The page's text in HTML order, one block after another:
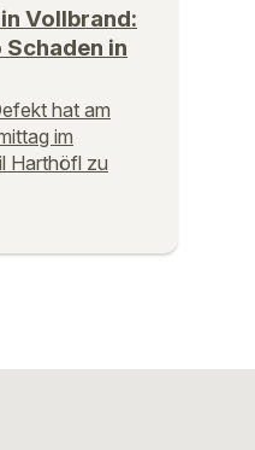
Vollbrand:
in
hat am
im
Harthöfl zu